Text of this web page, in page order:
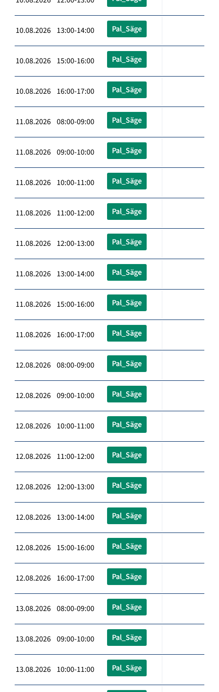
10.08.2026 13:00-14:00 Pal_Säge
10.08.2026 15:00-16:00 Pal_Säge
10.08.2026 16:00-17:00 Pal_Säge
11.08.2026 08:00-09:00 Pal_Säge
11.08.2026 09:00-10:00 Pal_Säge
11.08.2026 10:00-11:00 Pal_Säge
11.08.2026 11:00-12:00 Pal_Säge
11.08.2026 12:00-13:00 Pal_Säge
11.08.2026 13:00-14:00 Pal_Säge
11.08.2026 15:00-16:00 Pal_Säge
11.08.2026 16:00-17:00 Pal_Säge
12.08.2026 08:00-09:00 Pal_Säge
12.08.2026 09:00-10:00 Pal_Säge
12.08.2026 10:00-11:00 Pal_Säge
12.08.2026 11:00-12:00 Pal_Säge
12.08.2026 12:00-13:00 Pal_Säge
12.08.2026 13:00-14:00 Pal_Säge
12.08.2026 15:00-16:00 Pal_Säge
12.08.2026 16:00-17:00 Pal_Säge
13.08.2026 08:00-09:00 Pal_Säge
13.08.2026 09:00-10:00 Pal_Säge
13.08.2026 10:00-11:00 Pal_Säge